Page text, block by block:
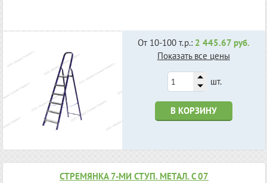
От 10-100 т.р.: 2 445.67 руб.
Показать все цены
шт.
В КОРЗИНУ
СТРЕМЯНКА 7-МИ СТУП. МЕТАЛ. С 07